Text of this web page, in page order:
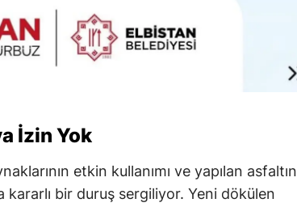
İzin Yok
etkin kullanımı ve yapılan asfaltın
kararlı bir duruş sergiliyor. Yeni dökülen